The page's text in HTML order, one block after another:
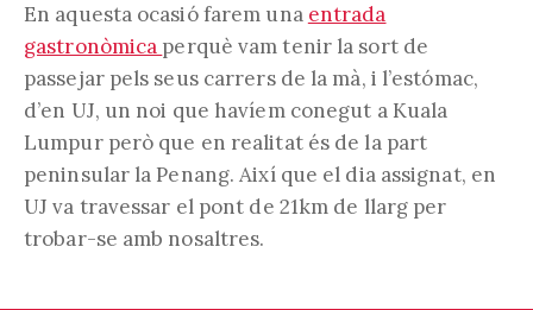
En aquesta ocasió farem una entrada
gastronòmica perquè vam tenir la sort de
passejar pels seus carrers de la mà, i l’estómac,
d’en UJ, un noi que havíem conegut a Kuala
Lumpur però que en realitat és de la part
peninsular la Penang. Així que el dia assignat, en
UJ va travessar el pont de 21km de llarg per
trobar-se amb nosaltres.